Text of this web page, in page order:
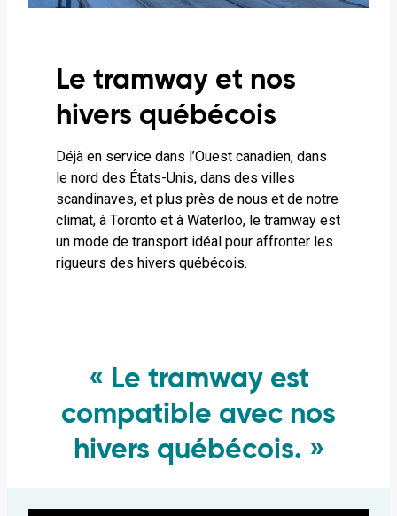
Le tramway et nos
hivers québécois
Déjà en service dans l’Ouest canadien, dans
le nord des États-Unis, dans des villes
scandinaves, et plus près de nous et de notre
climat, à Toronto et à Waterloo, le tramway est
un mode de transport idéal pour affronter les
rigueurs des hivers québécois.
« Le tramway est
compatible avec nos
hivers québécois. »